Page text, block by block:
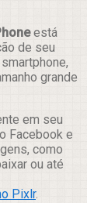
está
de seu
grande
em seu
Facebook e
como
ou até
Pixlr.